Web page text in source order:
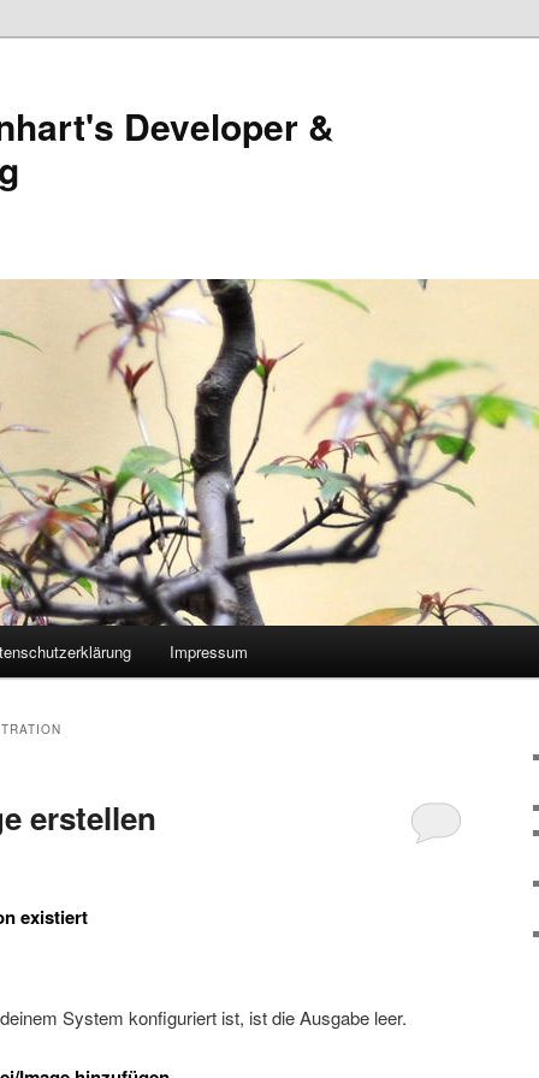
Developer &
Impressum
erstellen
existiert
System konfiguriert ist, ist die Ausgabe leer.